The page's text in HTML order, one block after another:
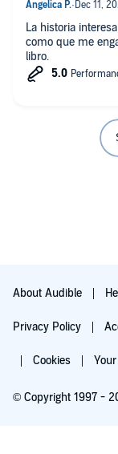
La historia
como que me
libro.
About Audible
Privacy Policy
Cookies
© Copyright 1997 -